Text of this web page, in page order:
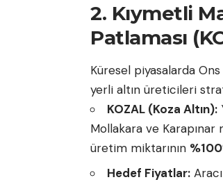
2. Kıymetli
Patlaması
Küresel piyasalarda Ons
yerli altın üreticileri
KOZAL (Koza Altın):
Mollakara ve
üretim miktarının
Hedef Fiyatlar: